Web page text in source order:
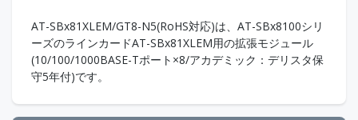
AT-SBx81XLEM/GT8-N5(RoHS対応)は、AT-SBx8100シリ
ーズのラインカードAT-SBx81XLEM用の拡張モジュール
(10/100/1000BASE-Tポート×8/アカデミック：デリスタ保
守5年付)です。